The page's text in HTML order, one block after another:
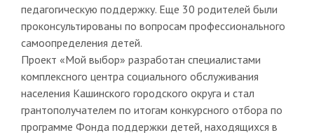
педагогическую поддержку. Еще 30 родителей были
проконсультированы по вопросам профессионального
самоопределения детей.
Проект «Мой выбор» разработан специалистами
комплексного центра социального обслуживания
населения Кашинского городского округа и стал
грантополучателем по итогам конкурсного отбора по
программе Фонда поддержки детей, находящихся в